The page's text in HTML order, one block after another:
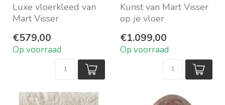
Luxe vloerkleed van
Mart Visser
In 3 maten op
voorraad
€579,00
Op voorraad
Kunst van Mart Visser
op je vloer
Beschikbaar in 4
prachtige kleur...
€1.099,00
Op voorraad